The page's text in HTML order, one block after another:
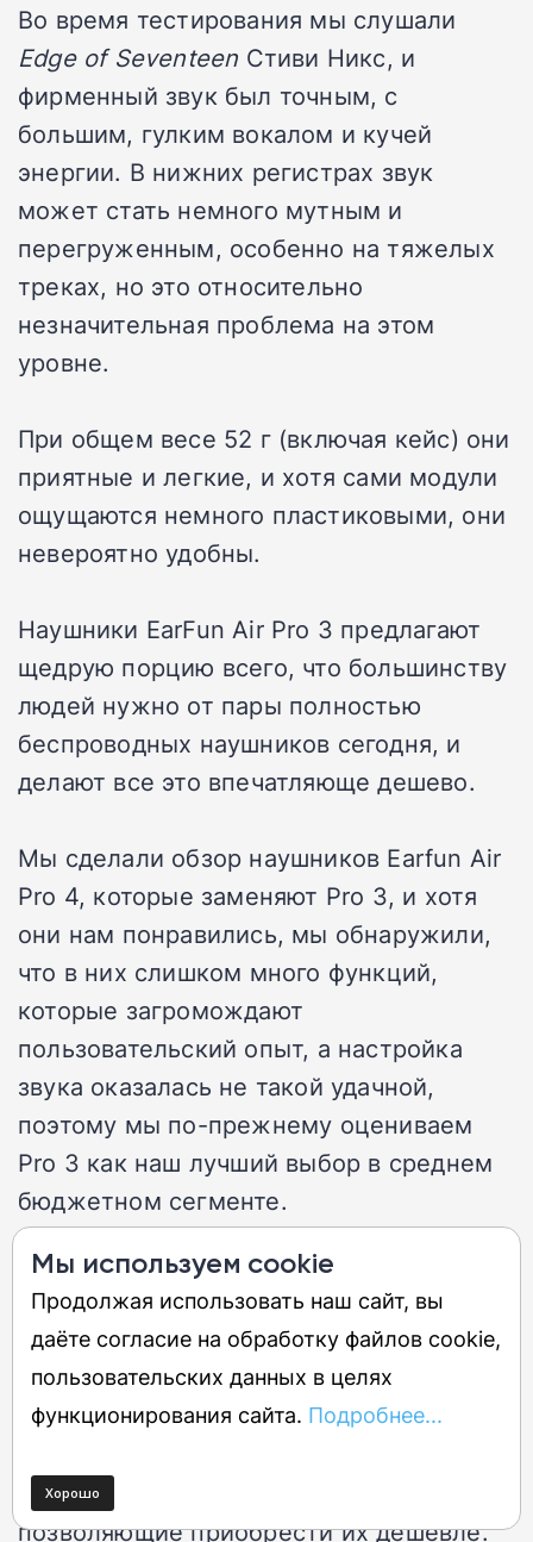
Во время тестирования мы слушали
Edge of Seventeen Стиви Никс, и
фирменный звук был точным, с
большим, гулким вокалом и кучей
энергии. В нижних регистрах звук
может стать немного мутным и
перегруженным, особенно на тяжелых
треках, но это относительно
незначительная проблема на этом
уровне.
При общем весе 52 г (включая кейс) они
приятные и легкие, и хотя сами модули
ощущаются немного пластиковыми, они
невероятно удобны.
Наушники EarFun Air Pro 3 предлагают
щедрую порцию всего, что большинству
людей нужно от пары полностью
беспроводных наушников сегодня, и
делают все это впечатляюще дешево.
Мы сделали обзор наушников Earfun Air
Pro 4, которые заменяют Pro 3, и хотя
они нам понравились, мы обнаружили,
что в них слишком много функций,
которые загромождают
пользовательский опыт, а настройка
звука оказалась не такой удачной,
поэтому мы по-прежнему оцениваем
Pro 3 как наш лучший выбор в среднем
бюджетном сегменте.
Цена и доступность в России
EarFun Air Pro 3 широко представлены
на российских маркетплейсах (Ozon,
Яндекс Маркет, Wildberries). Средняя
Периодически бывают скидки,
позволяющие приобрести их дешевле.
Мы используем cookie
Продолжая использовать наш сайт, вы
даёте согласие на обработку файлов cookie,
пользовательских данных в целях
функционирования сайта. Подробнее...